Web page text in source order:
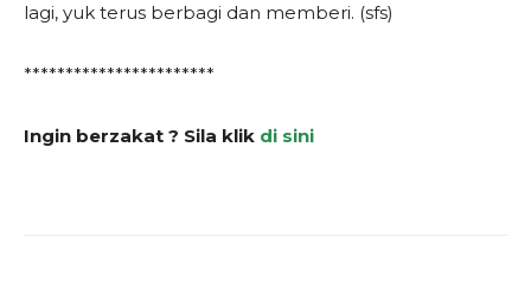
lagi, yuk terus berbagi dan memberi. (sfs)
***********************
Ingin berzakat ? Sila klik di sini